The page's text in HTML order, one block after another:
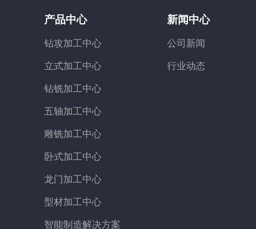
产品中心
钻攻加工中心
立式加工中心
钻铣加工中心
五轴加工中心
雕铣加工中心
卧式加工中心
龙门加工中心
型材加工中心
智能制造解决方案
新闻中心
公司新闻
行业动态